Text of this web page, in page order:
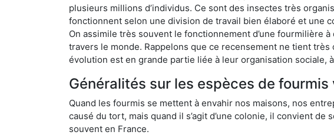
plusieurs millions d’individus. Ce sont des insectes très
fonctionnent selon une division de travail bien élaboré et une
On assimile très souvent le fonctionnement d’une fourmilière
travers le monde. Rappelons que ce recensement ne tient
évolution est en grande partie liée à leur organisation sociale,
Généralités sur les espèces de
Quand les fourmis se mettent à envahir nos maisons, nos
causé du tort, mais quand il s’agit d’une colonie, il convient
souvent en France.